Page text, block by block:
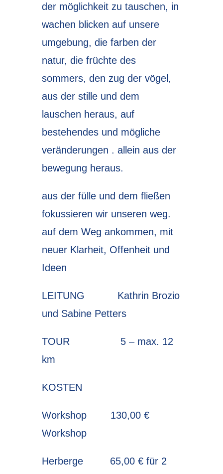
der möglichkeit zu tauschen, in
wachen blicken auf unsere
umgebung, die farben der
natur, die früchte des
sommers, den zug der vögel,
aus der stille und dem
lauschen heraus, auf
bestehendes und mögliche
veränderungen . allein aus der
bewegung heraus.
aus der fülle und dem fließen
fokussieren wir unseren weg.
auf dem Weg ankommen, mit
neuer Klarheit, Offenheit und
Ideen
LEITUNG Kathrin Brozio
und Sabine Petters
TOUR 5 – max. 12
km
KOSTEN
Workshop 130,00 €
Workshop
Herberge 65,00 € für 2